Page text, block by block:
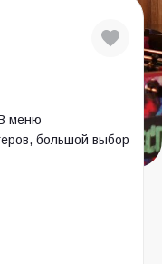
меню
большой выбор